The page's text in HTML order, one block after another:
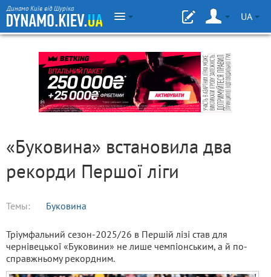
Динамо Київ від Шуріка
UA
«Буковина» встановила два
рекорди Першої ліги
Темы: Буковина
Тріумфальний сезон-2025/26 в Першій лізі став для
чернівецької «Буковини» не лише чемпіонським, а й по-
справжньому рекордним.